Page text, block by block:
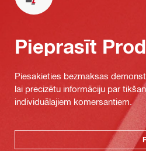
Pieprasīt
Piesakieties bezmaksas
lai precizētu informāciju par
individuālajiem komersantiem.